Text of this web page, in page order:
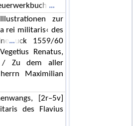
zur
rei militaris‹ des
uck 1559/60
Renatus,
/ Zu dem aller
Maximilian
[2r–5v]
des Flavius